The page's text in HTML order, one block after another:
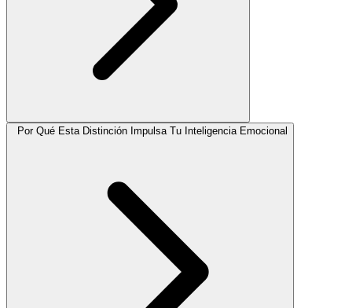
Por Qué Esta Distinción Impulsa Tu Inteligencia Emocional